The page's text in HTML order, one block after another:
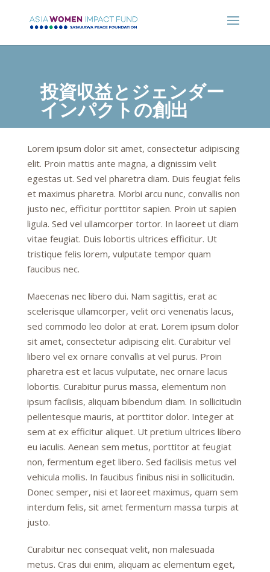
投資収益とジェンダー
インパクトの創出
Lorem ipsum dolor sit amet, consectetur adipiscing
elit. Proin mattis ante magna, a dignissim velit
egestas ut. Sed vel pharetra diam. Duis feugiat felis
et maximus pharetra. Morbi arcu nunc, convallis non
justo nec, efficitur porttitor sapien. Proin ut sapien
ligula. Sed vel ullamcorper tortor. In laoreet ut diam
vitae feugiat. Duis lobortis ultrices efficitur. Ut
tristique felis lorem, vulputate tempor quam
faucibus nec.
Maecenas nec libero dui. Nam sagittis, erat ac
scelerisque ullamcorper, velit orci venenatis lacus,
sed commodo leo dolor at erat. Lorem ipsum dolor
sit amet, consectetur adipiscing elit. Curabitur vel
libero vel ex ornare convallis at vel purus. Proin
pharetra est et lacus vulputate, nec ornare lacus
lobortis. Curabitur purus massa, elementum non
ipsum facilisis, aliquam bibendum diam. In sollicitudin
pellentesque mauris, at porttitor dolor. Integer at
sem at ex efficitur aliquet. Ut pretium ultrices libero
eu iaculis. Aenean sem metus, porttitor at feugiat
non, fermentum eget libero. Sed facilisis metus vel
vehicula mollis. In faucibus finibus nisi in sollicitudin.
Donec semper, nisi et laoreet maximus, quam sem
interdum felis, sit amet fermentum massa turpis at
justo.
Curabitur nec consequat velit, non malesuada
metus. Cras dui enim, aliquam ac elementum eget,